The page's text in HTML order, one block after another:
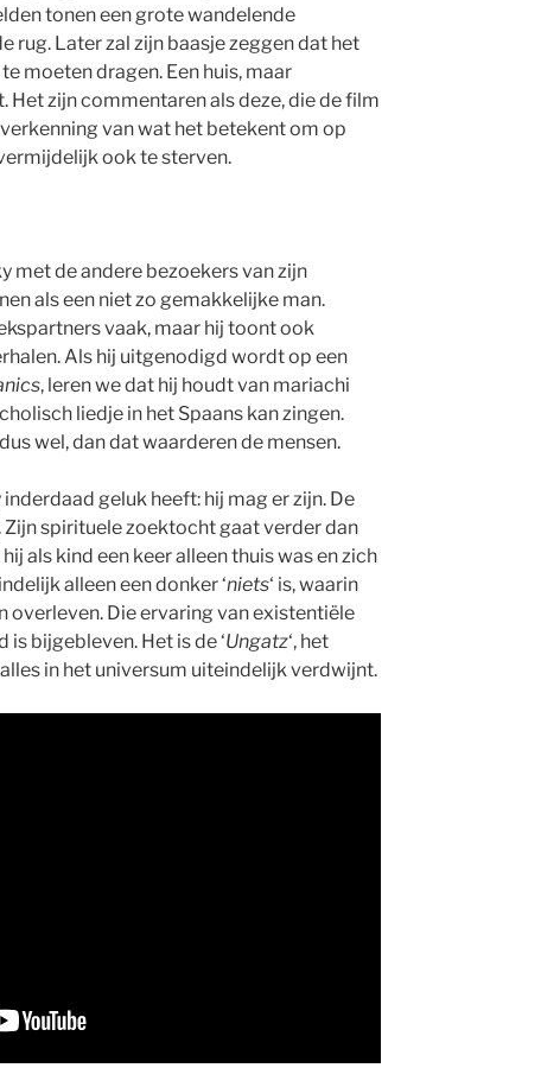
tonen een grote wandelende
rug. Later zal zijn baasje zeggen dat het
moeten dragen. Een huis, maar
zijn commentaren als deze, die de film
van wat het betekent om op
ook te sterven.
met de andere bezoekers van zijn
als een niet zo gemakkelijke man.
vaak, maar hij toont ook
Als hij uitgenodigd wordt op een
, leren we dat hij houdt van mariachi
liedje in het Spaans kan zingen.
wel, dan dat waarderen de mensen.
geluk heeft: hij mag er zijn. De
Zijn spirituele zoektocht gaat verder dan
als kind een keer alleen thuis was en zich
alleen een donker ‘niets‘ is, waarin
overleven. Die ervaring van existentiële
bijgebleven. Het is de ‘Ungatz‘, het
in het universum uiteindelijk verdwijnt.